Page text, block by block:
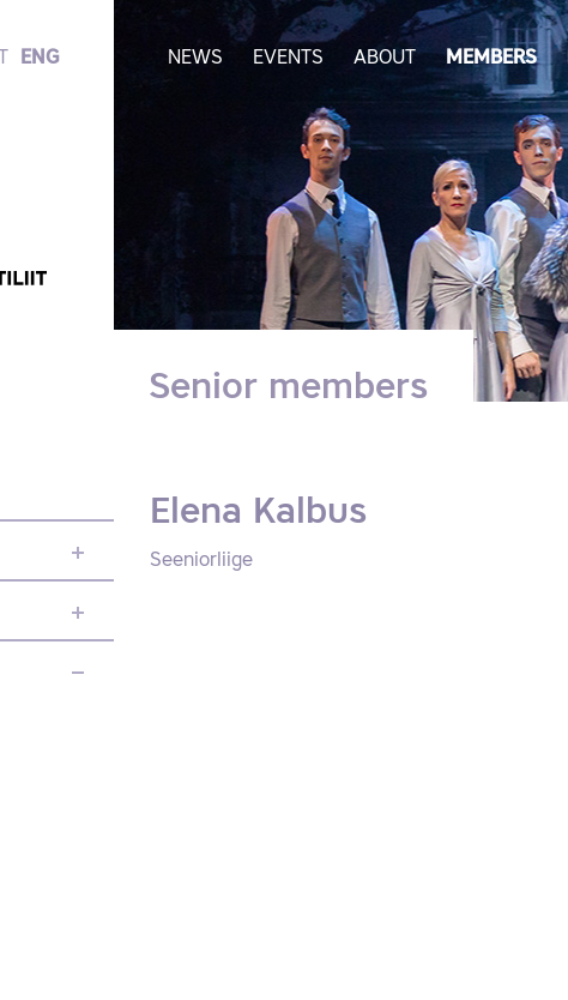
ENG NEWS EVENTS ABOUT MEMBERS
Senior members
Elena Kalbus
Seeniorliige